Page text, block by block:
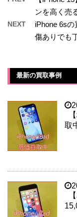
ンを高く売
NEXT
iPhone 6s
傷ありでも
最新の買取事例
取